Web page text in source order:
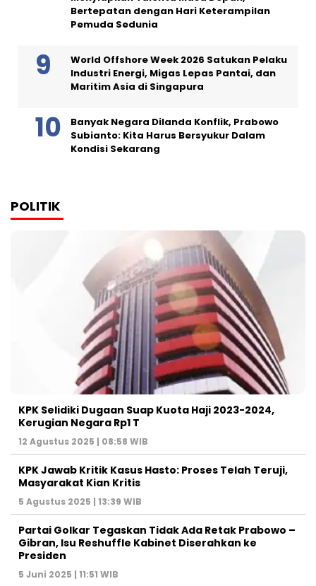
Bertepatan dengan Hari Keterampilan
Pemuda Sedunia
World Offshore Week 2026 Satukan Pelaku
Industri Energi, Migas Lepas Pantai, dan
Maritim Asia di Singapura
Banyak Negara Dilanda Konflik, Prabowo
Subianto: Kita Harus Bersyukur Dalam
Kondisi Sekarang
POLITIK
KPK Selidiki Dugaan Suap Kuota Haji 2023-2024,
Kerugian Negara Rp1 T
12 Agustus 2025 | 08:58 WIB
KPK Jawab Kritik Kasus Hasto: Proses Telah Teruji,
Masyarakat Kian Kritis
5 Agustus 2025 | 13:39 WIB
Partai Golkar Tegaskan Tidak Ada Retak Prabowo –
Gibran, Isu Reshuffle Kabinet Diserahkan ke
Presiden
5 Juni 2025 | 11:51 WIB